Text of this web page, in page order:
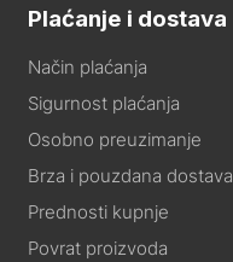
Plaćanje i dostava
Način plaćanja
Sigurnost plaćanja
Osobno preuzimanje
Brza i pouzdana dostava
Prednosti kupnje
Povrat proizvoda